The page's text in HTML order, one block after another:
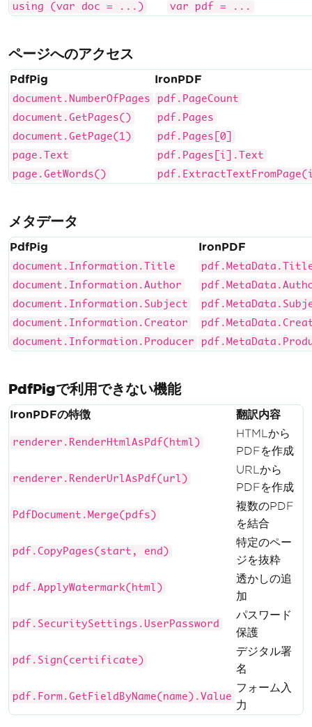
using (var doc = ...)
var pdf = ...
ページへのアクセス
PdfPig IronPDF
document.NumberOfPages
pdf.PageCount
document.GetPages()
pdf.Pages
document.GetPage(1)
pdf.Pages[0]
page.Text
pdf.Pages[i].Text
page.GetWords()
メタデータ
PdfPig IronPDF
document.Information.Title
document.Information.Author
document.Information.Subject
document.Information.Creator
document.Information.Producer
PdfPigで利用できない機能
IronPDFの特徴 翻訳内容
renderer.RenderHtmlAsPdf(html)
HTMLから
PDFを作成
renderer.RenderUrlAsPdf(url)
URLから
PDFを作成
PdfDocument.Merge(pdfs)
複数のPDF
を結合
pdf.CopyPages(start, end)
特定のペー
ジを抜粋
pdf.ApplyWatermark(html)
透かしの追
加
pdf.SecuritySettings.UserPassword
パスワード
保護
pdf.Sign(certificate)
デジタル署
名
pdf.Form.GetFieldByName(name).Value
フォーム入
力